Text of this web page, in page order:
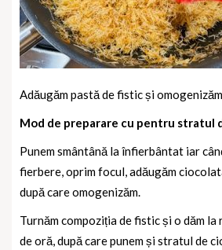
Adăugăm pastă de fistic și
Mod de preparare cu pentru stratul
Punem smântână la înfierbântat iar
fierbere, oprim focul, adăugăm
după care omogenizăm.
Turnăm compoziția de fistic și o dăm
de oră, după care punem și stratul de